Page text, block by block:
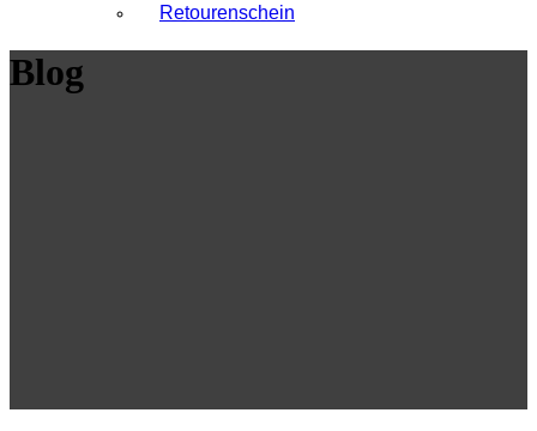
Retourenschein
Blog